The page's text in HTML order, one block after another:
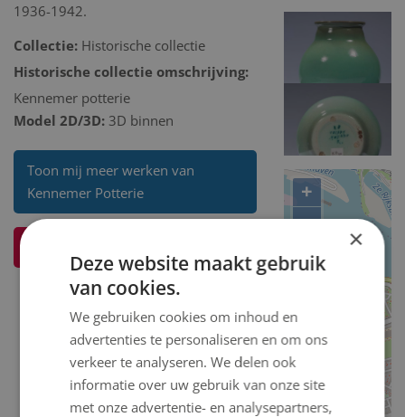
1936-1942.
Collectie: Historische collectie
Historische collectie omschrijving:
Kennemer potterie
Model 2D/3D: 3D binnen
Toon mij meer werken van
Kennemer Potterie
+
−
×
Deze website maakt gebruik
van cookies.
We gebruiken cookies om inhoud en
advertenties te personaliseren en om ons
verkeer te analyseren. We delen ook
informatie over uw gebruik van onze site
met onze advertentie- en analysepartners,